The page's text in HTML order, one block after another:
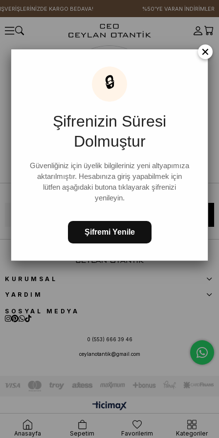
KARGO BEDAVA! %50'YE VARAN İNDİRİMLER
Bültene kaydolun, kampanya ve yenilikleri kaçırmayın!
KURUMSAL
YARDIM
SOSYAL MEDYA
0 (553) 666 39 46
ceylanotantik@gmail.com
×
🔒
Şifrenizin Süresi
Dolmuştur
Güvenliğiniz için üyelik bilgileriniz yeni altyapımıza
aktarılmıştır. Hesabınıza giriş yapabilmek için
lütfen aşağıdaki butona tıklayarak şifrenizi
yenileyin.
Şifremi Yenile
Anasayfa Sepetim Favorilerim Kategoriler